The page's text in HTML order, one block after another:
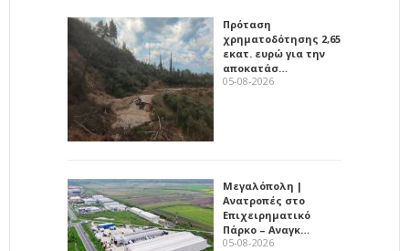
Πρόταση
χρηματοδότησης 2,65
εκατ. ευρώ για την
αποκατάσ…
05-08-2026
Μεγαλόπολη |
Ανατροπές στο
Επιχειρηματικό
Πάρκο – Αναγκ…
05-08-2026